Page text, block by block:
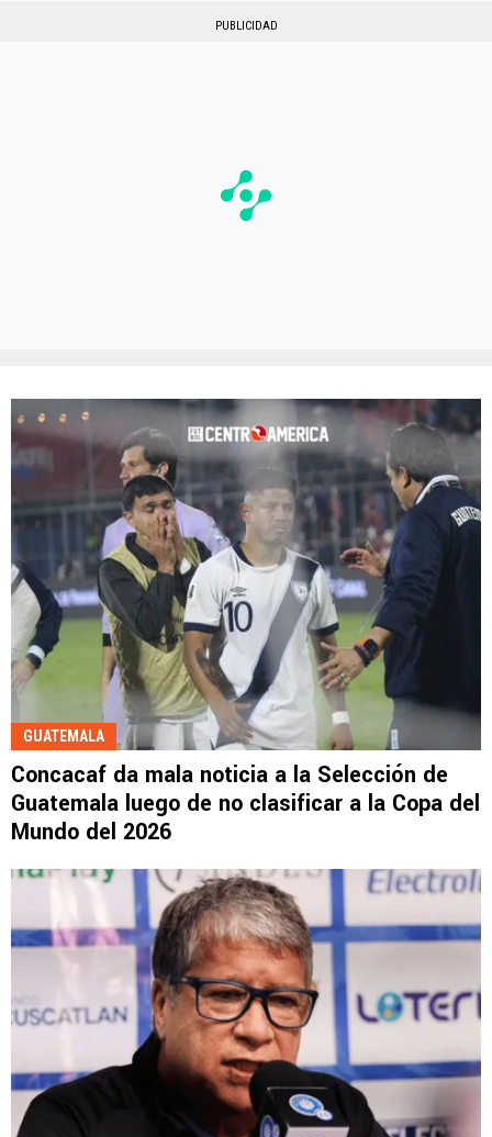
PUBLICIDAD
GUATEMALA
Concacaf da mala noticia a la Selección de
Guatemala luego de no clasificar a la Copa del
Mundo del 2026